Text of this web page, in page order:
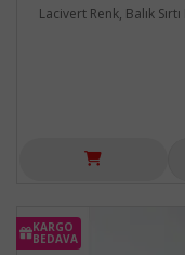
Lacivert Renk, Balık
KARGO
BEDAVA